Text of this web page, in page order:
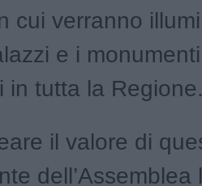
cui verranno
e i
in tutta la
il valore di
dell’Assemblea